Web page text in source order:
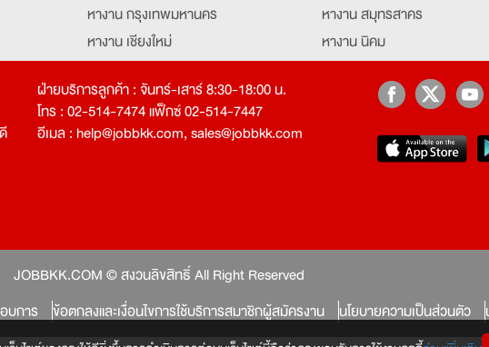
หางาน กรุงเทพมหานคร
หางาน เชียงใหม่
หางาน ฉะเชิงเทรา
หางาน สมุทรสาคร
หางาน นิคม
หางานอยุธยา
ฝ่ายบริการลูกค้า : จันทร์-เสาร์ 8:30-18:00 น.
โทร : 02-514-7474 แฟ็กซ์ 02-514-7447
อีเมล : help@jobbkk.com,sales@jobbkk.com
JOBBKK.COM © สงวนลิขสิทธิ์ All Right Reserved
บการ
ข้อตกลงและเงื่อนไขการใช้บริการสมาชิกผู้สมัครงาน นโยบายความเป็นส่วนตัว